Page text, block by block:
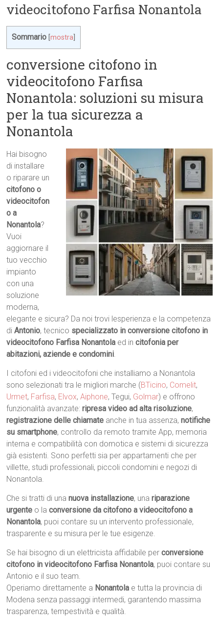
videocitofono Farfisa Nonantola
Sommario [mostra
conversione citofono in
videocitofono Farfisa
Nonantola: soluzioni su misura
per la tua sicurezza a
Nonantola
Hai bisogno
di installare
o riparare un
citofono o
videocitofon
o a
Nonantola?
Vuoi
aggiornare il
tuo vecchio
impianto
con una
soluzione
moderna,
elegante e sicura? Da noi trovi lesperienza e la competenza
diAntonio, tecnico specializzato in conversione citofono in
videocitofono Farfisa Nonantola ed incitofonia per
abitazioni, aziende e condomini.
I citofoni ed i videocitofoni che installiamo a Nonantola
sono selezionati tra le migliori marche (BTicino, Comelit,
Urmet, Farfisa, Elvox,Aiphone, Tegui, Golmar) e offrono
funzionalità avanzate:ripresa video ad alta risoluzione,
registrazione delle chiamate anche in tua assenza,notifiche
su smartphone, controllo da remoto tramite App, memoria
interna e compatibilità con domotica e sistemi di sicurezza
già esistenti. Sono perfetti sia per appartamenti che per
villette, studi professionali, piccoli condomini e negozi di
Nonantola.
Che si tratti di unanuova installazione, unariparazione
urgente o laconversione da citofono a videocitofono a
Nonantola, puoi contare su un intervento professionale,
trasparente e su misura per le tue esigenze.
Se hai bisogno di un elettricista affidabile perconversione
citofono in videocitofono Farfisa Nonantola, puoi contare su
Antonio e il suo team.
Operiamo direttamente a Nonantola e tutta la provincia di
Modena senza passaggi intermedi, garantendo massima
trasparenza, tempestività e qualità.